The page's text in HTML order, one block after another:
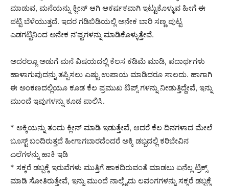
ಮಾಡುವ, ಮನೆಯನ್ನು ಕ್ಲೀನ್ ಆಗಿ ಆಕರ್ಷಕವಾಗಿ ಇಟ್ಟುಕೊಳ್ಳುವ ಹೀಗೆ ಈ
ಪಟ್ಟಿ ಬೆಳೆಯುತ್ತದೆ. ಇದರ ಗಡಿಬಿಡಿಯಲ್ಲಿ ಅನೇಕ ಬಾರಿ ಸಣ್ಣ ಪುಟ್ಟ
ಎಡಗಟ್ಟಿನಿಂದ ಅನೇಕ ನ’ಷ್ಟಗಳನ್ನು ಮಾಡಿಕೊಳ್ಳುತ್ತೇವೆ.
ಅದರಲ್ಲೂ ಅಡುಗೆ ಮನೆ ವಿಷಯದಲ್ಲಿ ಕೆಲಸ ಕಡಿಮೆ ಮಾಡಿ, ಪದಾರ್ಥಗಳು
ಹಾಳಾಗುವುದನ್ನು ತಪ್ಪಿಸಲು ಎಷ್ಟು ಉಪಾಯ ಮಾಡಿದರೂ ಸಾಲದು. ಹಾಗಾಗಿ
ಈ ಅಂಕಣದಲ್ಲಿಯೂ ಕೂಡ ಕೆಲ ಪ್ರಮುಖ ಟಿಪ್ಸ್ ಗಳನ್ನು ನೀಡುತ್ತಿದ್ದೇವೆ, ಇನ್ನು
ಮುಂದೆ ಇವುಗಳನ್ನು ಕೂಡ ಪಾಲಿಸಿ.
* ಅಕ್ಕಿಯನ್ನು ತಂದು ಕ್ಲೀನ್ ಮಾಡಿ ಇಡುತ್ತೇವೆ, ಆದರೆ ಕೆಲ ದಿನಗಳಾದ ಮೇಲೆ
ಬೂಸ್ಟ್ ಬಂದಿರುತ್ತದೆ ಹೀಗಾಗಬಾರದೆಂದರೆ ಅಕ್ಕಿ ಡಬ್ಬದಲ್ಲಿ ಕರಿಬೇವಿನ
ಎಲೆಗಳನ್ನು ಹಾಕಿ ಇಡಿ
* ಸಕ್ಕರೆ ಡಬ್ಬಕ್ಕೆ ಇರುವೆಗಳು ಮುತ್ತಿಗೆ ಹಾಕದಿರುವಂತೆ ಮಾಡಲು ಏನೆಲ್ಲ ಟ್ರಿಕ್ಸ್
ಮಾಡಿ ಸೋತಿರುತ್ತೇವೆ, ಇನ್ನು ಮುಂದೆ ನಾಲ್ಕೈದು ಲವಂಗಗಳನ್ನು ಸಕ್ಕರೆ ಡಬ್ಬಕ್ಕೆ